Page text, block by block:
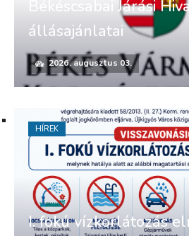
Békéscsabai Járási
állásajánlatai
2026. augusztus 03.
I. fokú vízkorlátozás
HÍREK